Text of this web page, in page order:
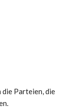
die Parteien, die